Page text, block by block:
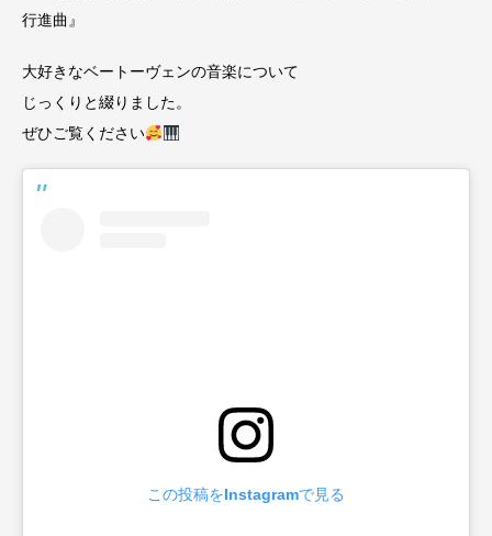
行進曲』
大好きなベートーヴェンの音楽について
じっくりと綴りました。
ぜひご覧ください
この投稿をInstagramで見る